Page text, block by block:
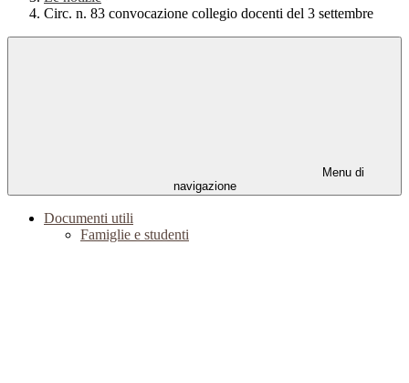
Circ. n. 83 convocazione collegio docenti del 3 settembre
Menu di
navigazione
Documenti utili
Famiglie e studenti